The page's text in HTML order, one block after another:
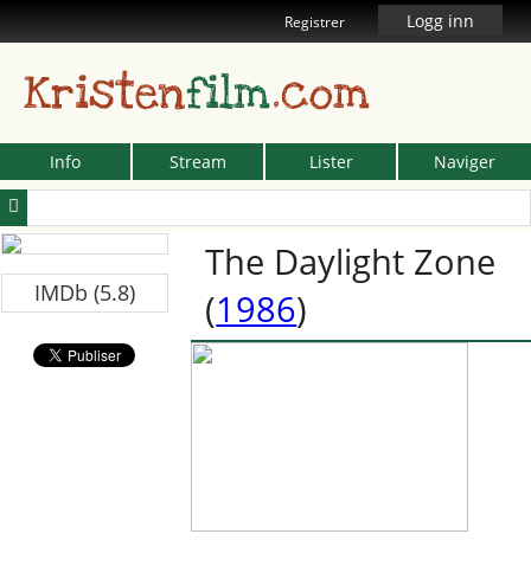
Registrer Logg inn
Kristenfilm.com
Info Stream Lister Naviger
IMDb (5.8)
The Daylight Zone
(1986)